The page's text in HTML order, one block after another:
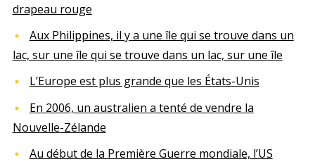
drapeau rouge
Aux Philippines, il y a une île qui se trouve dans un
lac, sur une île qui se trouve dans un lac, sur une île
L’Europe est plus grande que les États-Unis
En 2006, un australien a tenté de vendre la
Nouvelle-Zélande
Au début de la Première Guerre mondiale, l’US